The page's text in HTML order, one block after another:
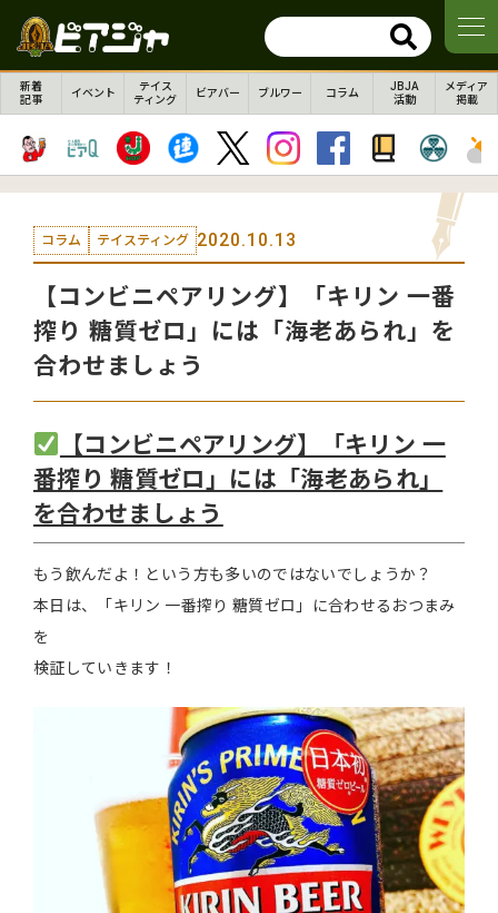
新着
記事
イベント
テイス
ティング
ビアバー ブルワー コラム
JBJA
活動
メディア
掲載
コラム テイスティング 2020.10.13
【コンビニペアリング】「キリン 一番
搾り 糖質ゼロ」には「海老あられ」を
合わせましょう
【コンビニペアリング】「キリン 一
番搾り 糖質ゼロ」には「海老あられ」
を合わせましょう
もう飲んだよ！という方も多いのではないでしょうか？
本日は、「キリン 一番搾り 糖質ゼロ」に合わせるおつまみ
を
検証していきます！